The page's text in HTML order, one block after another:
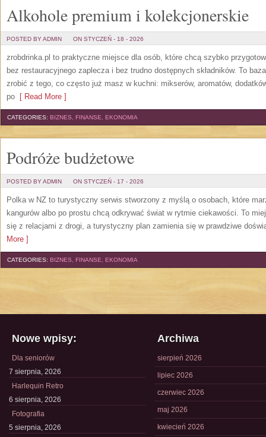
Alkohole premium i kolekcjonerskie
POSTED BY ADMIN ON STYCZEŃ - 18 - 2026
zrobdrinka.pl to praktyczne miejsce dla osób, które chcą szybko
bez restauracyjnego zaplecza i bez trudno dostępnych składników. To
zrobić z tego, co często już masz w kuchni: mikserów, aromatów,
po [ Read More ]
CATEGORIES: BIZNES, FINANSE, EKONOMIA
Podróże budżetowe
POSTED BY ADMIN ON STYCZEŃ - 17 - 2026
Polka w NZ to turystyczny serwis stworzony z myślą o osobach, które
kangurów albo po prostu chcą odkrywać świat w rytmie ciekawości. To
się z relacjami z drogi, a turystyczny plan zamienia się w prawdziwe
More ]
CATEGORIES: BIZNES, FINANSE, EKONOMIA
Nowe wpisy:
Dla seniorów
7 sierpnia, 2026
Harlequin Retro
6 sierpnia, 2026
Fotografia
5 sierpnia, 2026
Archiwa
sierpień 2026
lipiec 2026
czerwiec 2026
maj 2026
kwiecień 2026